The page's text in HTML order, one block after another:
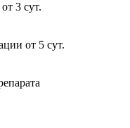
3 сут.
от 5 сут.